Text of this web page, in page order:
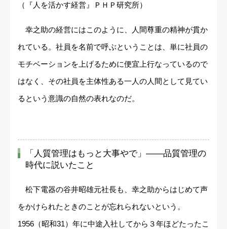
（『人を活かす経営』ＰＨＰ研究所）
幸之助の経営にはこのように、人間尊重の精神が貫か
れている。社員を名前で呼ぶということは、単に社員の
モチベーションを上げるために便宜上行なっているので
はなく、その社員を主体性ある一人の人間として見てい
るという意識の自然の表れなのだ。
「人質管理はもっと大事やで」――品質管理の
時代に説いたこと
松下電器の谷井昭雄元社長も、幸之助からはじめて声
をかけられたときのことが忘れられないという。
1956（昭和31）年に中途入社してから３年ほどたったこ